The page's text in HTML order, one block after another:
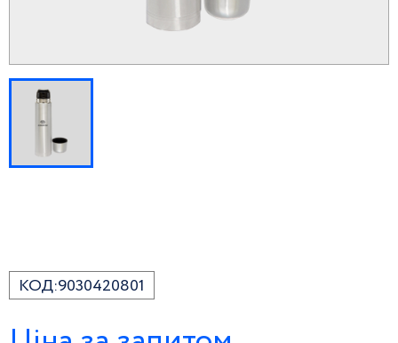
КОД:9030420801